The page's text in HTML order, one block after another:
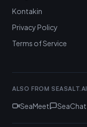
Kontakin
Privacy Policy
Terms of Service
ALSO FROM SEASALT.AI
SeaMeet SeaChat